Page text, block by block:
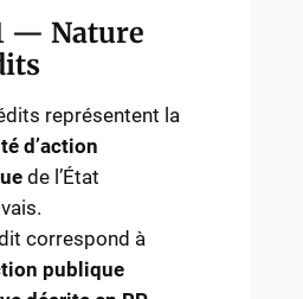
— Nature
représentent la
d’action
de l’État
correspond à
publique